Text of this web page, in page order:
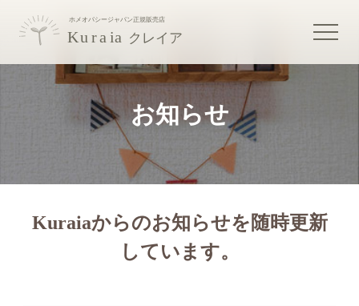
お知らせ
Kuraiaからのお知らせを随時更新
しています。